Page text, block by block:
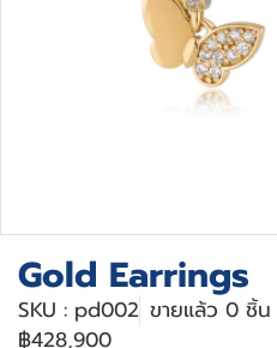
Gold Earrings
SKU : pd002 ขายแล้ว 0 ชิ้น
฿428,900